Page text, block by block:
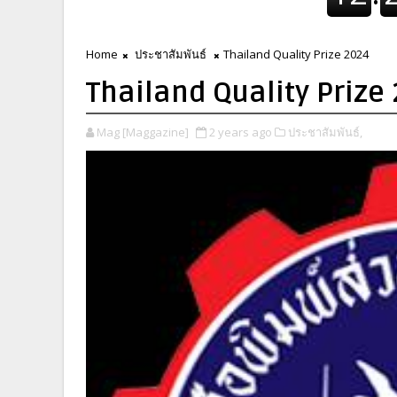
Home ประชาสัมพันธ์ Thailand Quality Prize 2024
Thailand Quality Prize
Mag [Maggazine] 2 years ago ประชาสัมพันธ์,